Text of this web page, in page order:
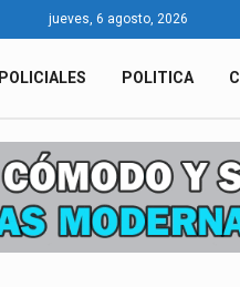
jueves, 6 agosto, 2026
POLICIALES POLITICA